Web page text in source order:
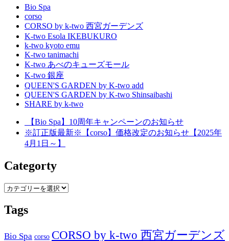
Bio Spa
corso
CORSO by k-two 西宮ガーデンズ
K-two Esola IKEBUKURO
k-two kyoto emu
K-two tanimachi
K-two あべのキューズモール
K-two 銀座
QUEEN'S GARDEN by K-two add
QUEEN'S GARDEN by K-two Shinsaibashi
SHARE by k-two
【Bio Spa】10周年キャンペーンのお知らせ
※訂正版最新※【corso】価格改定のお知らせ【2025年
4月1日～】
Categorty
Categorty
Tags
Bio Spa corso CORSO by k-two 西宮ガーデンズ